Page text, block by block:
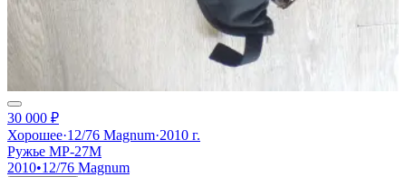
30 000 ₽
Хорошее·12/76 Magnum·2010 г.
Ружье МР-27М
2010•12/76 Magnum